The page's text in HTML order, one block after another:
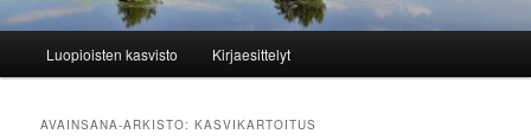
Luopioisten kasvisto Kirjaesittelyt
AVAINSANA-ARKISTO:KASVIKARTOITUS